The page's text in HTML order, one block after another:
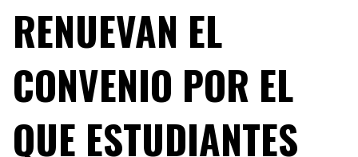
RENUEVAN EL
CONVENIO POR EL
QUE ESTUDIANTES